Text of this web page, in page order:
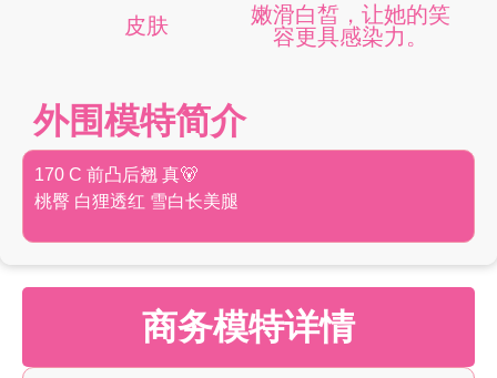
皮肤
嫩滑白皙，让她的笑
容更具感染力。
外围模特简介
170 C 前凸后翘 真🐻
桃臀 白狸透红 雪白长美腿
商务模特详情